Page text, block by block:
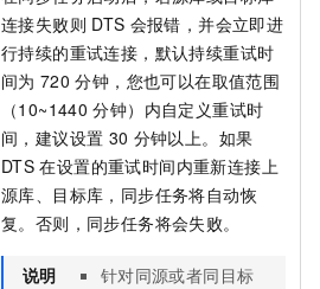
连接失败则 DTS 会报错，并会立即进
行持续的重试连接，默认持续重试时
间为 720 分钟，您也可以在取值范围
（10~1440 分钟）内自定义重试时
间，建议设置 30 分钟以上。如果
DTS 在设置的重试时间内重新连接上
源库、目标库，同步任务将自动恢
复。否则，同步任务将会失败。
说明
针对同源或者同目标